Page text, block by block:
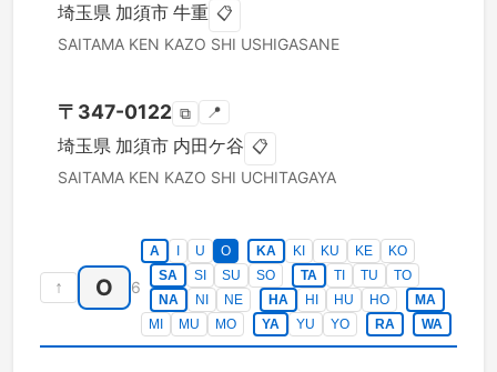
埼玉県 加須市 牛重 📋
SAITAMA KEN KAZO SHI USHIGASANE
〒 347-0122 ⧉ 📍
埼玉県 加須市 内田ケ谷 📋
SAITAMA KEN KAZO SHI UCHITAGAYA
↑ O 6
A U O KA KI KU KE
KO
SA
SI SU SO TA TI TU
TO
NA
NI NE HA HI HU HO
MA
MI
MU MO YA YU YO RA WA